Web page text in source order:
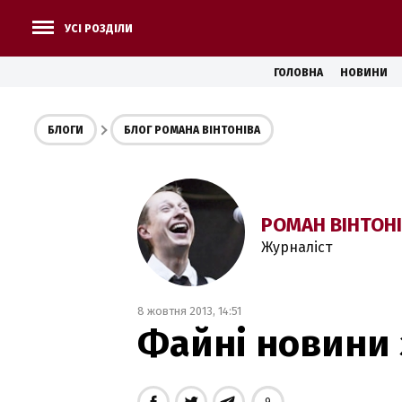
УСІ РОЗДІЛИ
ГОЛОВНА НОВИНИ
БЛОГИ БЛОГ РОМАНА ВІНТОНІВА
РОМАН
Журналіст
8 жовтня 2013, 14:51
Файні новини